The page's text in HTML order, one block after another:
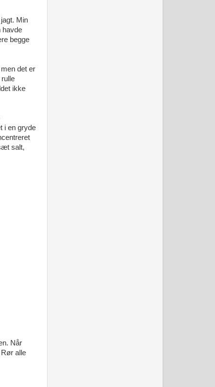
Min
havde
begge
det er
ikke
i en gryde
salt,
Når
alle